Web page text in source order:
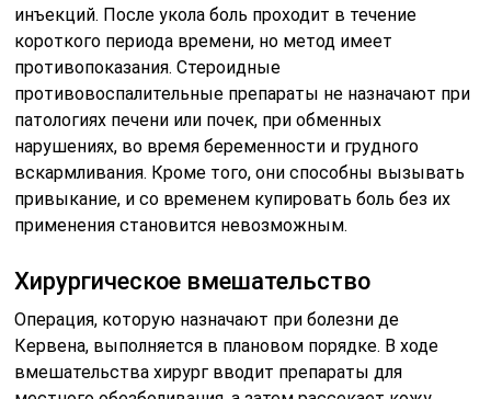
инъекций. После укола боль проходит в течение
короткого периода времени, но метод имеет
противопоказания. Стероидные
противовоспалительные препараты не назначают при
патологиях печени или почек, при обменных
нарушениях, во время беременности и грудного
вскармливания. Кроме того, они способны вызывать
привыкание, и со временем купировать боль без их
применения становится невозможным.
Хирургическое вмешательство
Операция, которую назначают при болезни де
Кервена, выполняется в плановом порядке. В ходе
вмешательства хирург вводит препараты для